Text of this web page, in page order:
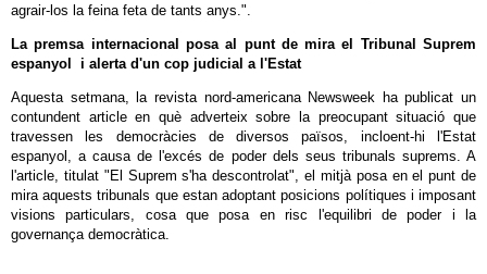
agrair-los la feina feta de tants anys.".
La premsa internacional posa al punt de mira el Tribunal Suprem
espanyol i alerta d'un cop judicial a l'Estat
Aquesta setmana, la revista nord-americana Newsweek ha publicat un
contundent article en què adverteix sobre la preocupant situació que
travessen les democràcies de diversos països, incloent-hi l'Estat
espanyol, a causa de l'excés de poder dels seus tribunals suprems. A
l'article, titulat "El Suprem s'ha descontrolat", el mitjà posa en el punt de
mira aquests tribunals que estan adoptant posicions polítiques i imposant
visions particulars, cosa que posa en risc l'equilibri de poder i la
governança democràtica.